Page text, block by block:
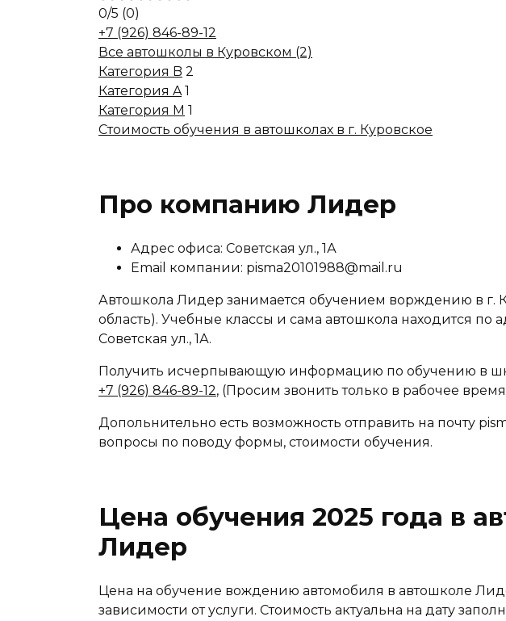
0/5 (0)
+7 (926) 846-89-12
Все автошколы в Куровском (2)
Категория B 2
Категория A 1
Категория M 1
Стоимость обучения в автошколах в г. Куровское
Про компанию Лидер
Адрес офиса: Советская ул., 1А
Email компании: pisma20101988@mail.ru
Автошкола Лидер занимается обучением ворждению в г.
область). Учебные классы и сама автошкола находится по
Советская ул., 1А.
Получить исчерпывающую информацию по обучению в
+7 (926) 846-89-12, (Просим звонить только в рабочее
Допольнительно есть возможность отправить на почту
вопросы по поводу формы, стоимости обучения.
Цена обучения 2025 года в
Лидер
Цена на обучение вождению автомобиля в автошколе
зависимости от услуги. Стоимость актуальна на дату